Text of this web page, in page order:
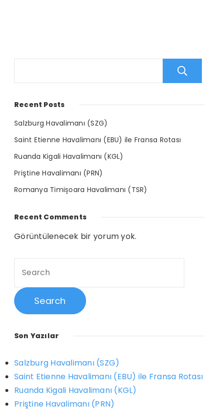
Recent Posts
Salzburg Havalimanı (SZG)
Saint Etienne Havalimanı (EBU) ile Fransa Rotası
Ruanda Kigali Havalimanı (KGL)
Priştine Havalimanı (PRN)
Romanya Timișoara Havalimanı (TSR)
Recent Comments
Görüntülenecek bir yorum yok.
for:
Son Yazılar
Salzburg Havalimanı (SZG)
Saint Etienne Havalimanı (EBU) ile Fransa Rotası
Ruanda Kigali Havalimanı (KGL)
Priştine Havalimanı (PRN)